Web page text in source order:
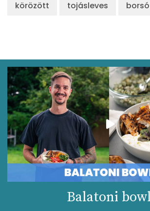
körözött tojásleves
Balatoni